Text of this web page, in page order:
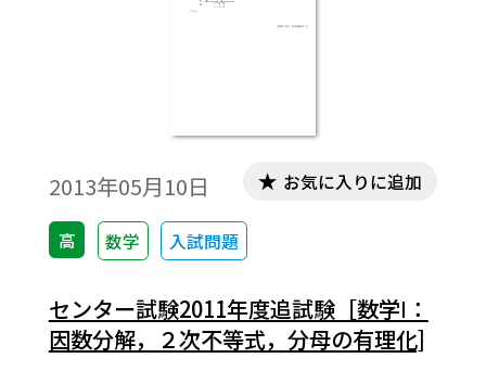
2013年05月10日
高 数学 入試問題
お気に入りに追加
センター試験2011年度追試験［数学Ⅰ：
因数分解，２次不等式，分母の有理化]